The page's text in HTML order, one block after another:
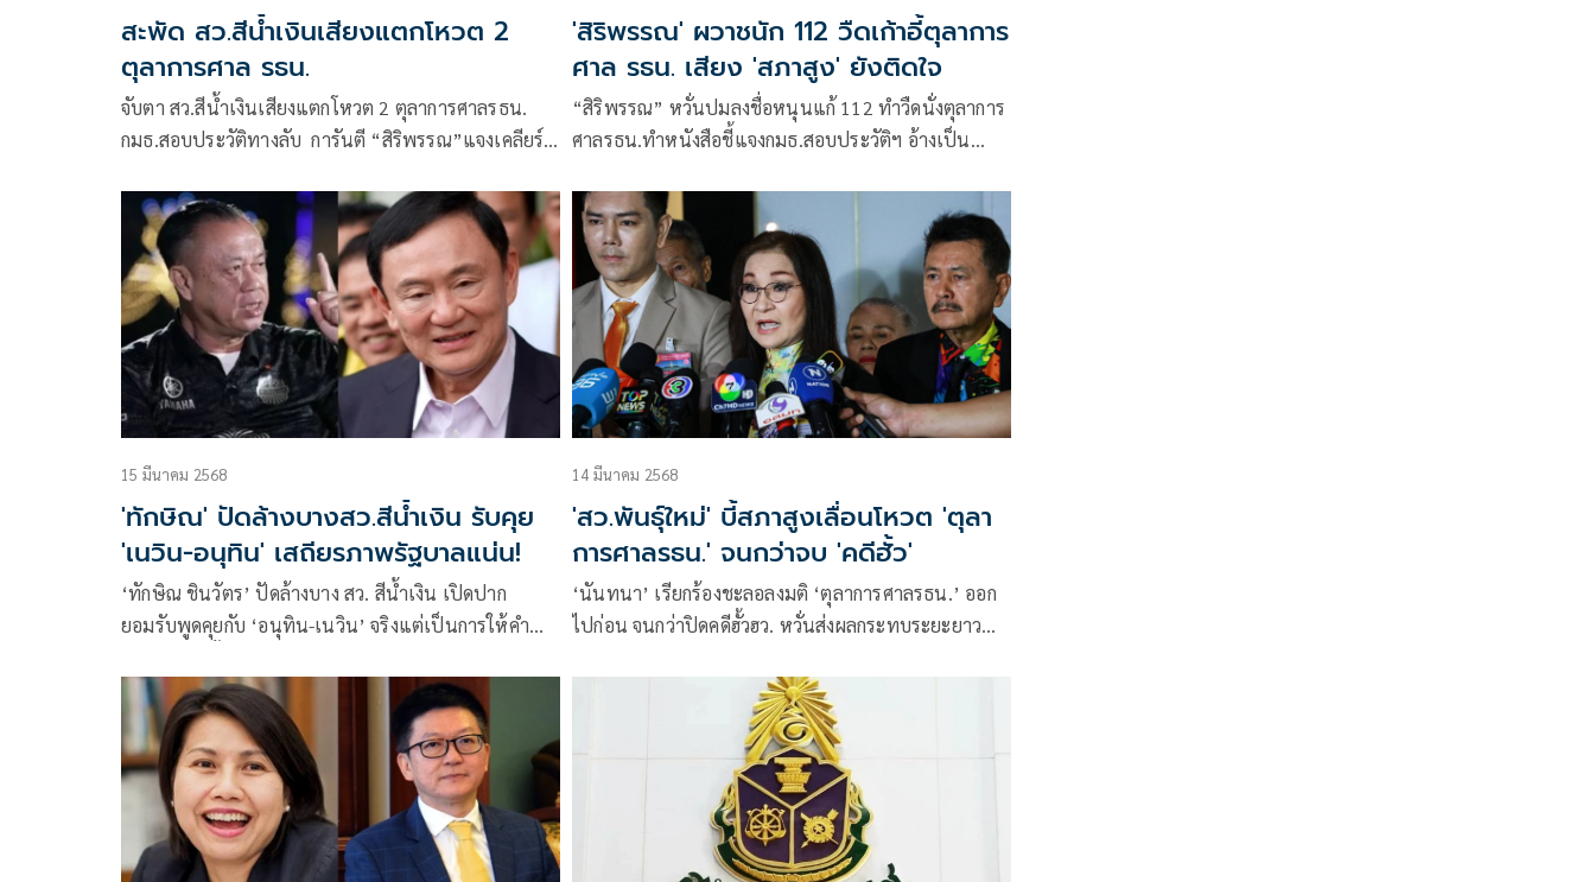
สะพัด สว.สีน้ำเงินเสียงแตกโหวต 2
ตุลาการศาล รธน.
จับตา สว.สีน้ำเงินเสียงแตกโหวต 2 ตุลาการศาลรธน.
กมธ.สอบประวัติทางลับ การันตี “สิริพรรณ”แจงเคลียร์
ไม่เข้าท่า ให้เลื่อนโหวต
'สิริพรรณ' ผวาชนัก 112 วืดเก้าอี้ตุลาการ
ศาล รธน. เสียง 'สภาสูง' ยังติดใจ
“สิริพรรณ” หวั่นปมลงชื่อหนุนแก้ 112 ทำวืดนั่งตุลาการ
ศาลรธน.ทำหนังสือชี้แจงกมธ.สอบประวัติฯ อ้างเป็น
ปมนี้ กังขาพบเคยอัดคำตัดสินศาลรธน. คดีเศรษฐา ย้อน
แย้งในตัวเอง
15 มีนาคม 2568
'ทักษิณ' ปัดล้างบางสว.สีน้ำเงิน รับคุย
'เนวิน-อนุทิน' เสถียรภาพรัฐบาลแน่น!
‘ทักษิณ ชินวัตร’ ปัดล้างบาง สว. สีน้ำเงิน เปิดปาก
ยอมรับพูดคุยกับ ‘อนุทิน-เนวิน’ จริงแต่เป็นการให้คำ
รัฐบาลยังคงมั่นคงดี ไม่มีปัญหา
14 มีนาคม 2568
'สว.พันธุ์ใหม่' บี้สภาสูงเลื่อนโหวต 'ตุลา
การศาลรธน.' จนกว่าจบ 'คดีฮั้ว'
‘นันทนา’ เรียกร้องชะลอลงมติ ‘ตุลาการศาลรธน.’ ออก
ไปก่อน จนกว่าปิดคดีฮั้วฮว. หวั่นส่งผลกระทบระยะยาว